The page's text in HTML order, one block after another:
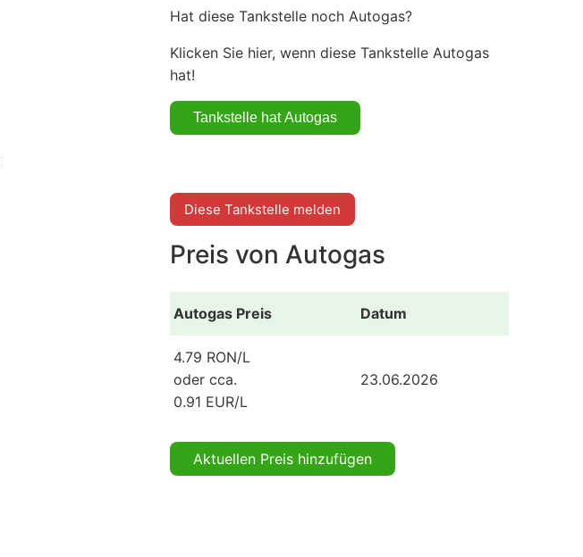
Hat diese Tankstelle noch Autogas?
Klicken Sie hier, wenn diese Tankstelle Autogas
hat!
Diese Tankstelle melden
Preis von Autogas
Autogas Preis Datum
4.79 RON/L
oder cca.
0.91 EUR/L
23.06.2026
Aktuellen Preis hinzufügen